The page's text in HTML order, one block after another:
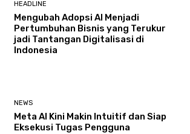
HEADLINE
Mengubah Adopsi AI Menjadi
Pertumbuhan Bisnis yang Terukur
jadi Tantangan Digitalisasi di
Indonesia
NEWS
Meta AI Kini Makin Intuitif dan Siap
Eksekusi Tugas Pengguna